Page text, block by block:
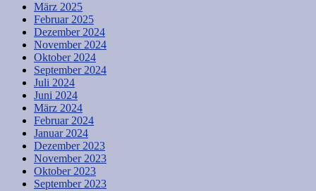
März 2025
Februar 2025
Dezember 2024
November 2024
Oktober 2024
September 2024
Juli 2024
Juni 2024
März 2024
Februar 2024
Januar 2024
Dezember 2023
November 2023
Oktober 2023
September 2023